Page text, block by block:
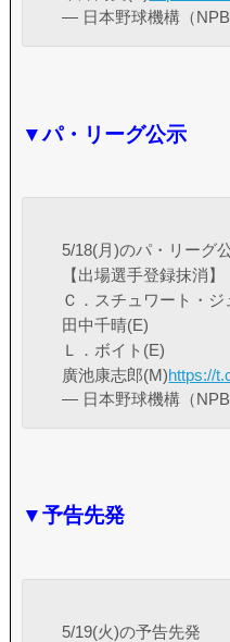
— 日本野球機構（
▼パ・リーグ公示
5/18(月)のパ・リーグ
【出場選手登録抹消】
Ｃ．スチュワート・ジ
田中千晴(E)
Ｌ．ボイト(E)
廣池康志郎(M)https://
— 日本野球機構（
▼予告先発
5/19(火)の予告先発